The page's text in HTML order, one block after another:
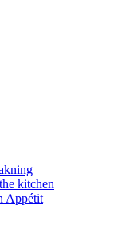
kitchen
Appétit